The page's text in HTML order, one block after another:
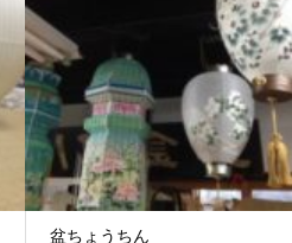
盆ちょうちん